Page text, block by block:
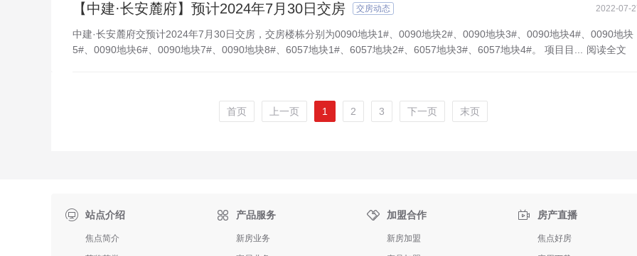
【中建·长安麓府】预计2024年7月30日交房 交房动态 2022-07-
中建·长安麓府交预计2024年7月30日交房，交房楼栋分别为0090地块1#、0090地块2#、0090地块3#、0090地块4#、0090地块
5#、0090地块6#、0090地块7#、0090地块8#、6057地块1#、6057地块2#、6057地块3#、6057地块4#。 项目目...
阅读全文
首页 上一页 1 2 3 下一页 末页
站点介绍
焦点简介
 产品服务
新房业务
 加盟合作
新房加盟
 房产直播
焦点好房